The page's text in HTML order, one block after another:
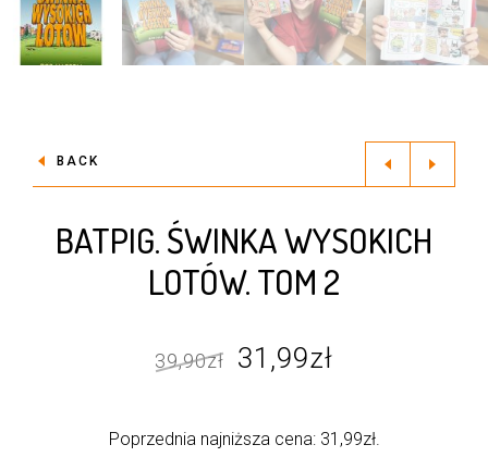
BACK
BATPIG. ŚWINKA WYSOKICH
LOTÓW. TOM 2
39,90zł
Pierwotna
wynosiła:
31,99zł
wynosi:
Poprzednia najniższa cena: 31,99zł.